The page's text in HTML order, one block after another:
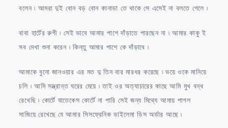
বলেন ৷ আমরা দুই বোন বড় বোন কানাডা তে থাকে সে এসেই না বলতে গেলে ৷
বাবা হার্টের রুগী ৷ সেই ভাবে আমার পাশে দাঁড়াতে পারছেন না ৷ আমার কাকু ই
সব দেখা শুনা করেন ৷ কিন্তু আমার পাশে কে দাঁড়াবে ৷
আমাকে বুনো জানওয়ার এর মত দু তিন বার মারধর করেছে ৷ ভয়ে ওকে মানিয়ে
চলি ৷ আমি সম্ভ্রান্ত ঘরের মেয়ে ৷ তাই ওর অত্যাচারের কাছে আমি মুখ বন্ধ
রেখেছি ৷ কোর্টে যাতেকেস কোর্টে না পারি সেই জন্য মিথ্যে আমায় পাগল
সাজিয়ে রেখেছে যে আমার সিসফ্রেনিক ডাইলেমা ডিস অর্ডার আছে ৷